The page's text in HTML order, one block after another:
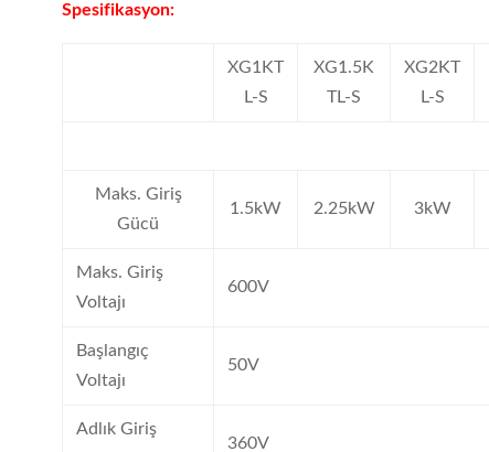
Spesifikasyon:
XG1KT
L-S
XG1.5K
TL-S
XG2KT
L-S
Maks. Giriş
Gücü
1.5kW 2.25kW 3kW
Maks. Giriş
Voltajı
600V
Başlangıç
Voltajı
50V
Adlık Giriş
360V